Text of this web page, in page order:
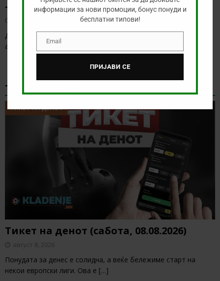
– САО ПАОЛО
Денес нема голема понуда за обложување, а ние ќе го
анализираме дуелот од бразилското првенство
ТИКЕТ НА ДЕНОТ
ТИКЕТ НА ДЕНОТ
Тикет на денот (сабота, 08.08.2026)
август 8, 2026
Понудата за денес е солидна, а веќе бележиме старт на
некои европски лиги. Ова е […]
информации за нови промоции, бонус понуди и
бесплатни типови!
EmailEmail
ПРИЈАВИ СЕ